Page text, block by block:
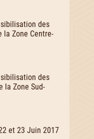
des
la Zone Centre-
des
la Zone Sud-
et 23 Juin 2017